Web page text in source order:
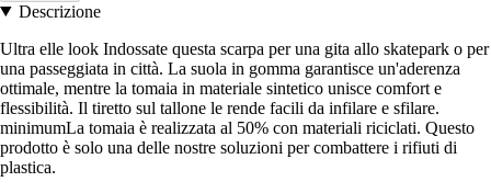
Descrizione
Ultra elle look Indossate questa scarpa per una gita allo skatepark o per
una passeggiata in città. La suola in gomma garantisce un'aderenza
ottimale, mentre la tomaia in materiale sintetico unisce comfort e
flessibilità. Il tiretto sul tallone le rende facili da infilare e sfilare.
minimumLa tomaia è realizzata al 50% con materiali riciclati. Questo
prodotto è solo una delle nostre soluzioni per combattere i rifiuti di
plastica.